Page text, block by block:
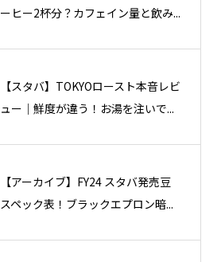
ーヒー2杯分？カフェイン量と飲み...
【スタバ】TOKYOロースト本音レビ
ュー｜鮮度が違う！お湯を注いで...
【アーカイブ】FY24 スタバ発売豆
スペック表！ブラックエプロン暗...